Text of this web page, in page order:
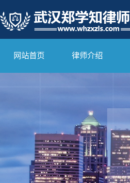
网站首页 律师介绍